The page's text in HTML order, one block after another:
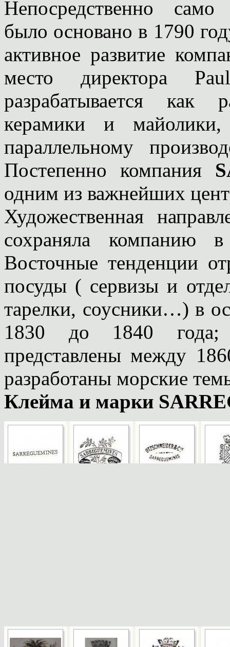
Непосредственно
было основано в 1790
активное развитие
место директора
разрабатывается как
керамики и
параллельному
Постепенно компания
одним из важнейших
Художественная
сохраняла компанию
Восточные тенденции
посуды ( сервизы и
тарелки, соусники…) в
1830 до 1840 года;
представлены между
разработаны морские
Клейма и марки